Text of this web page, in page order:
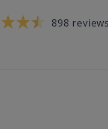
898